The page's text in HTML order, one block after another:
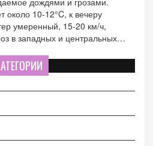
около 10-12°C, к вечеру
умеренный, 15-20 км/ч,
в западных и центральных